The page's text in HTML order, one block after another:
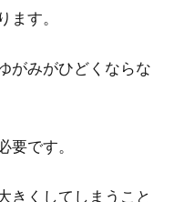
かける時間はどのくらいで
狭いとイケメン！？
す。
がみがひどくならな
です。
きくしてしまうこと